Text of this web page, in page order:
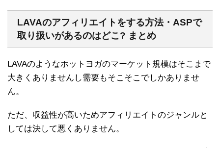
LAVAのアフィリエイトをする方法・ASPで
取り扱いがあるのはどこ? まとめ
LAVAのようなホットヨガのマーケット規模はそこまで
大きくありませんし需要もそこそこでしかありませ
ん。
ただ、収益性が高いためアフィリエイトのジャンルと
しては決して悪くありません。